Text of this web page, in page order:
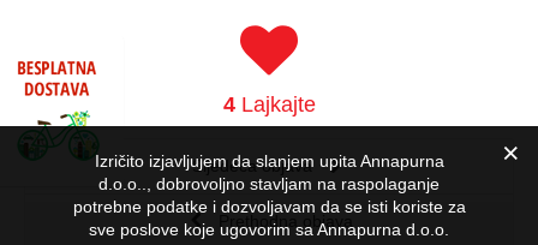
4Lajkajte
Sljedeća objava
Prethodna objava
Izričito izjavljujem da slanjem upita Annapurna
d.o.o.., dobrovoljno stavljam na raspolaganje
potrebne podatke i dozvoljavam da se isti koriste za
sve poslove koje ugovorim sa Annapurna d.o.o.